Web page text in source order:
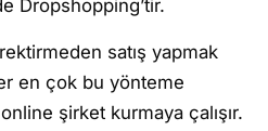
Dropshopping’tir.
satış yapmak
en çok bu yönteme
şirket kurmaya çalışır.